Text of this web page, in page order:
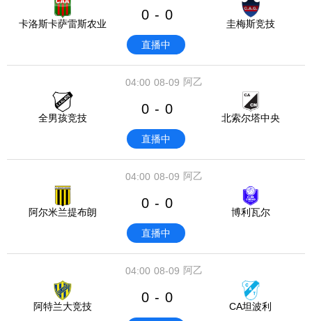
卡洛斯卡萨雷斯农业
0 - 0
圭梅斯竞技
直播中
08-09
04:00 阿乙
全男孩竞技
0 - 0
北索尔塔中央
直播中
08-09
04:00 阿乙
阿尔米兰提布朗
0 - 0
博利瓦尔
直播中
08-09
04:00 阿乙
阿特兰大竞技
0 - 0
CA坦波利